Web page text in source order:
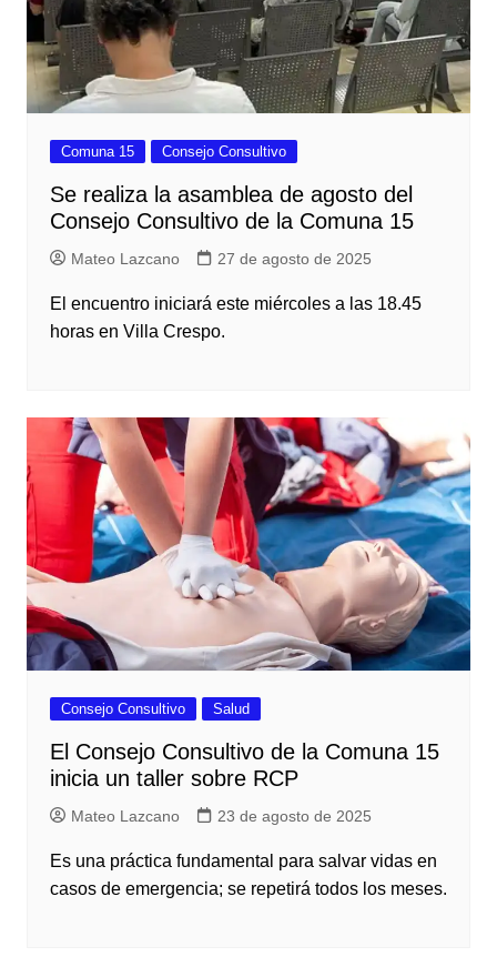
Comuna 15 Consejo Consultivo
Se realiza la asamblea de agosto del
Consejo Consultivo de la Comuna 15
Mateo Lazcano 27 de agosto de 2025
El encuentro iniciará este miércoles a las 18.45
horas en Villa Crespo.
Consejo Consultivo Salud
El Consejo Consultivo de la Comuna 15
inicia un taller sobre RCP
Mateo Lazcano 23 de agosto de 2025
Es una práctica fundamental para salvar vidas en
casos de emergencia; se repetirá todos los meses.